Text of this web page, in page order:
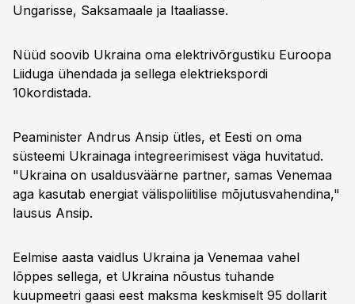
Ungarisse, Saksamaale ja Itaaliasse.
Nüüd soovib Ukraina oma elektrivõrgustiku Euroopa
Liiduga ühendada ja sellega elektriekspordi
10kordistada.
Peaminister Andrus Ansip ütles, et Eesti on oma
süsteemi Ukrainaga integreerimisest väga huvitatud.
"Ukraina on usaldusväärne partner, samas Venemaa
aga kasutab energiat välispoliitilise mõjutusvahendina,"
lausus Ansip.
Eelmise aasta vaidlus Ukraina ja Venemaa vahel
lõppes sellega, et Ukraina nõustus tuhande
kuupmeetri gaasi eest maksma keskmiselt 95 dollarit